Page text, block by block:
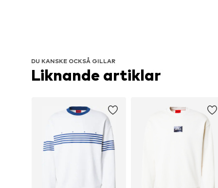
DU KANSKE OCKSÅ GILLAR
Liknande artiklar